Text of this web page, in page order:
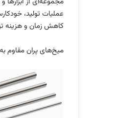
عملیات تولید،
کاهش زمان و هزینه
میخ‌های پران مقاوم